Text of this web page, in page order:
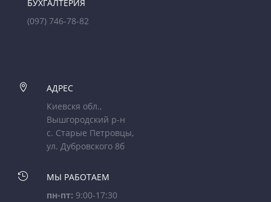
БУХГАЛТЕРИЯ
(097) 746-78-82

АДРЕС
Киевскя обл.,
Вышгородский р-н
с. Старые Петровцы,
ул. Дубровского 8б

МЫ РАБОТАЕМ
пн-пт: 9:00-17:30